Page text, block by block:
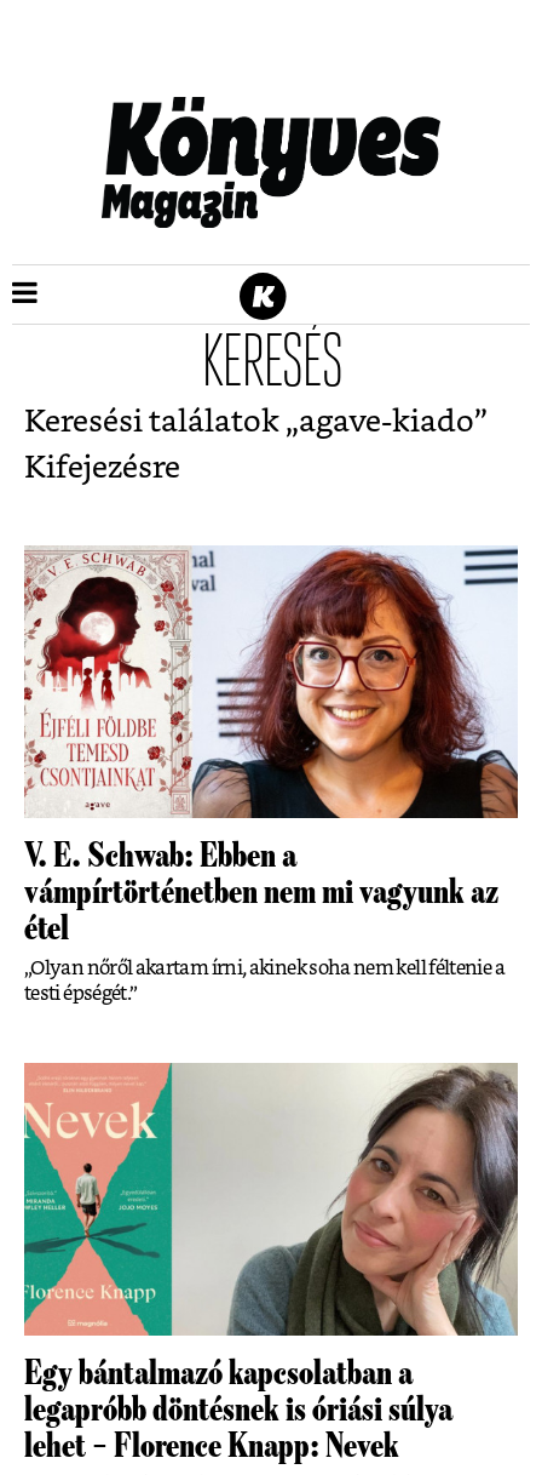
KERESÉS
Keresési találatok „agave-kiado”
Kifejezésre
V. E. Schwab: Ebben a
vámpírtörténetben nem mi vagyunk az
étel
„Olyan nőről akartam írni, akinek soha nem kell féltenie a
testi épségét.”
Egy bántalmazó kapcsolatban a
legapróbb döntésnek is óriási súlya
lehet – Florence Knapp: Nevek